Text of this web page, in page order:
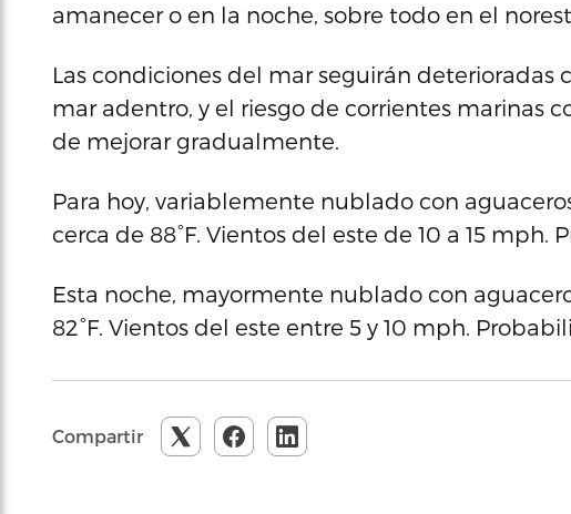
amanecer o en la noche, sobre todo en el
Las condiciones del mar seguirán deterioradas
mar adentro, y el riesgo de corrientes marinas
de mejorar gradualmente.
Para hoy, variablemente nublado con
cerca de 88°F. Vientos del este de 10 a 15
Esta noche, mayormente nublado con
82°F. Vientos del este entre 5 y 10 mph.
Compartir